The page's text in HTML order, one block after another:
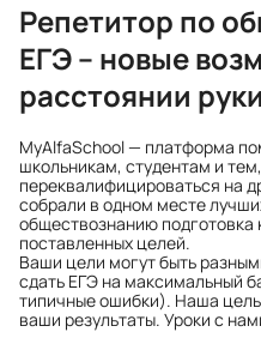
Репетитор по
ЕГЭ – новые
расстоянии
MyAlfaSchool — платформа
школьникам, студентам и
переквалифицироваться на
собрали в одном месте
обществознанию подготовка
поставленных целей.
Ваши цели могут быть
сдать ЕГЭ на максимальный
типичные ошибки). Наша
ваши результаты. Уроки с